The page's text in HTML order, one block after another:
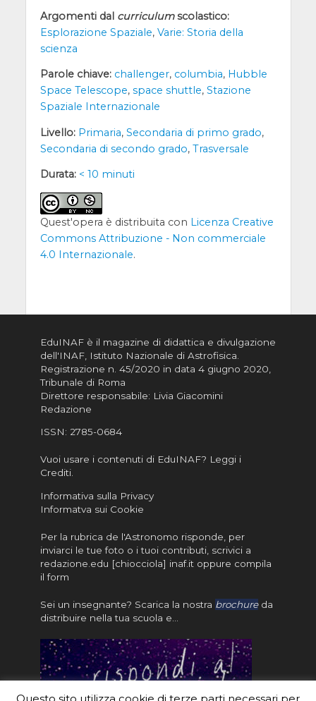
Argomenti dal curriculumscolastico:
Esplorazione Spaziale, Varie: Storia della
scienza
Parole chiave: challenger, columbia, Hubble
Space Telescope, space shuttle, Stazione
Spaziale Internazionale
Livello: Primaria, Secondaria di primo grado,
Secondaria di secondo grado, Trasversale
Durata: < 10 minuti
Quest'opera è distribuita con Licenza Creative
Commons Attribuzione - Non commerciale
4.0 Internazionale.
EduINAF è il magazine di didattica e divulgazione
dell'INAF, Istituto Nazionale di Astrofisica
Registrazione n. 45/2020 in data 4 giugno 2020,
Tribunale di Roma
Direttore responsabile: Livia Giacomini
Redazione
ISSN: 2785-0684
Vuoi usare i contenuti di EduINAF? Leggi i
Crediti.
Informativa sulla Privacy
Informatva sui Cookie
Per la rubrica de l'Astronomo risponde, per
inviarci le tue foto o i tuoi contributi, scrivici a
redazione.edu [chiocciola] inaf.it oppure compila
il form
Sei un insegnante? Scarica la nostra brochureda
distribuire nella tua scuola e…